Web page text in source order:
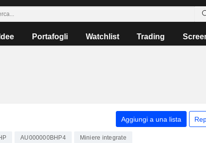
Idee Portafogli Watchlist Trading
Aggiungi a una lista
AU000000BHP4 Miniere integrate